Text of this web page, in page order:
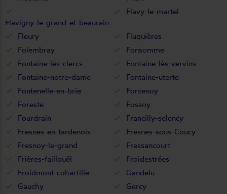
Flavigny-le-grand-et-beaurain
Flavy-le-martel
Fleury
Fluquières
Folembray
Fonsomme
Fontaine-lès-clercs
Fontaine-lès-vervins
Fontaine-notre-dame
Fontaine-uterte
Fontenelle-en-brie
Fontenoy
Foreste
Fossoy
Fourdrain
Francilly-selency
Fresnes-en-tardenois
Fresnes-sous-Coucy
Fresnoy-le-grand
Fressancourt
Frières-faillouël
Froidestrées
Froidmont-cohartille
Gandelu
Gauchy
Gercy